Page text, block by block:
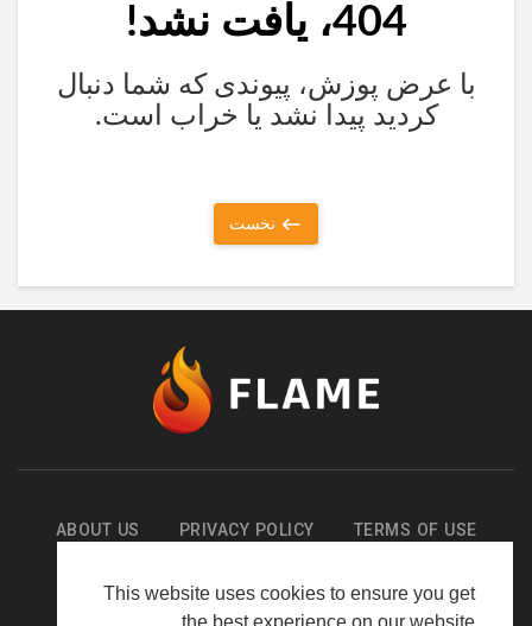
This website uses cookies to ensure you get
404، یافت نشد!
با عرض پوزش، پیوندی که شما دنبال
کردید پیدا نشد یا خراب است.
نخست
TERMS OF USE
PRIVACY POLICY
ABOUT US
LANGUAGE
PAGES